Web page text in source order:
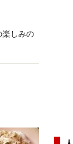
楽しみの